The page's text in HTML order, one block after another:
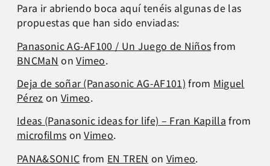
Para ir abriendo boca aquí tenéis algunas de las
propuestas que han sido enviadas:
Panasonic AG-AF100 / Un Juego de Niñosfrom
BNCMaN onVimeo.
Deja de soñar (Panasonic AG-AF101) from Miguel
Pérez on Vimeo.
Ideas (Panasonic ideas for life) – Fran Kapilla from
microfilms onVimeo.
PANA&SONIC from EN TREN on Vimeo.